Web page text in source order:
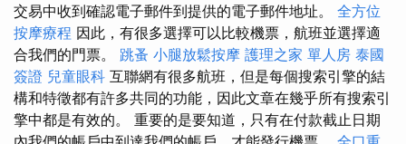
交易中收到確認電子郵件到提供的電子郵件地址。 全方位
按摩療程 因此，有很多選擇可以比較機票，航班並選擇適
合我們的門票。 跳蚤 小腿放鬆按摩 護理之家 單人房 泰國
簽證 兒童眼科 互聯網有很多航班，但是每個搜索引擎的結
構和特徵都有許多共同的功能，因此文章在幾乎所有搜索引
擎中都是有效的。 重要的是要知道，只有在付款截止日期